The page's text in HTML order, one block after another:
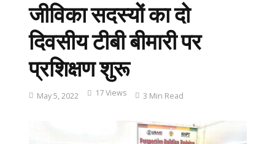
जीविका सदस्यों का दो
दिवसीय टीबी बीमारी पर
प्रशिक्षण शुरू
May 5, 2022 17 Views 3 Min Read